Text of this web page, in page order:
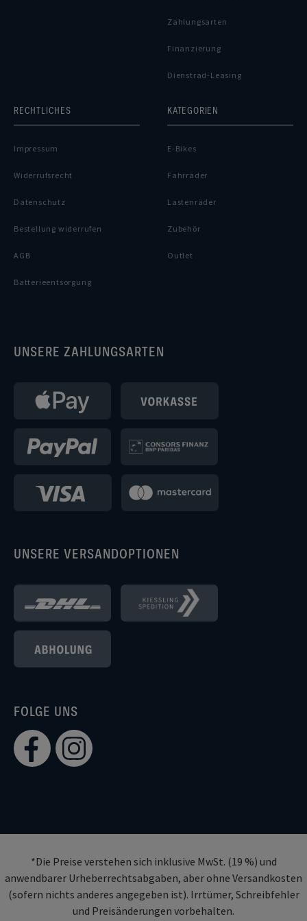
Zahlungsarten
Finanzierung
Dienstrad-Leasing
RECHTLICHES
Impressum
Widerrufsrecht
Datenschutz
Bestellung widerrufen
AGB
Batterieentsorgung
KATEGORIEN
E-Bikes
Fahrräder
Lastenräder
Zubehör
Outlet
UNSERE ZAHLUNGSARTEN
UNSERE VERSANDOPTIONEN
FOLGE UNS
*Die Preise verstehen sich inklusive MwSt. (19 %) und
anwendbarer Urheberrechtsabgaben, aber ohne Versandkosten
(sofern nichts anderes angegeben ist). Irrtümer, Schreibfehler
und Preisänderungen vorbehalten.